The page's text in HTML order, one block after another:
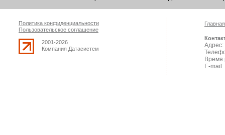
Политика конфиденциальности
Пользовательское соглашение
2001-2026
Компания Датасистем
Главная
Адрес:
Время
E-